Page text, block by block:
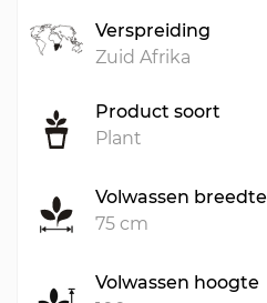
Verspreiding
Zuid Afrika
Product soort
Plant
Volwassen breedte
75 cm
Volwassen hoogte